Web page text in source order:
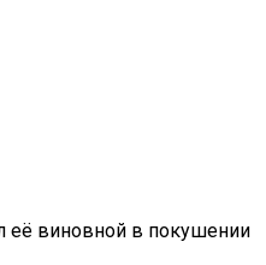
её виновной в покушении